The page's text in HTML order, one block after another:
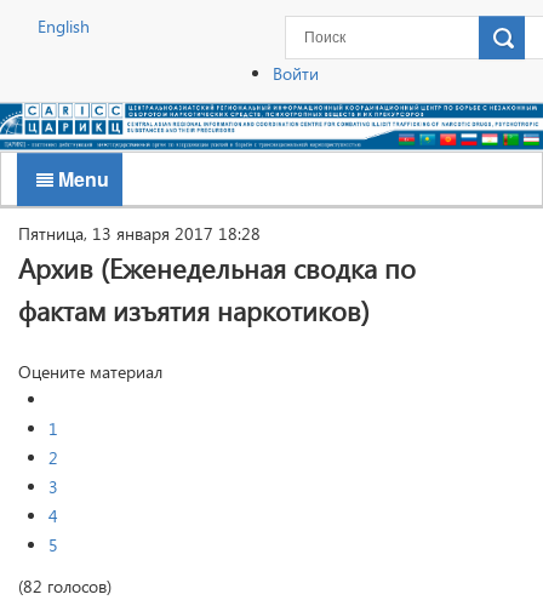
English
Войти
Menu
Пятница, 13 января 2017 18:28
Архив (Еженедельная сводка по
фактам изъятия наркотиков)
Оцените материал
1
2
3
4
5
(82 голосов)